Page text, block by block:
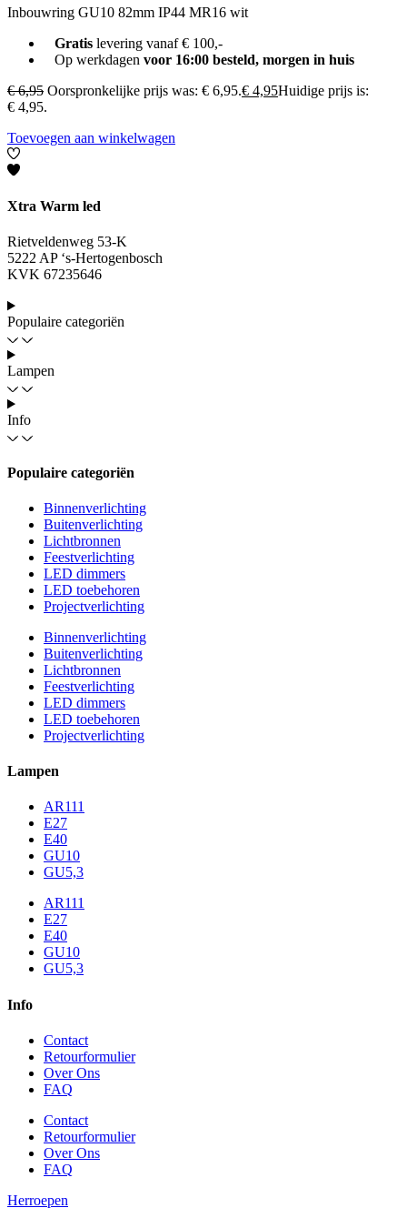
Inbouwring GU10 82mm IP44 MR16 wit
Gratislevering vanaf € 100,-
Op werkdagen voor 16:00 besteld, morgen in huis
€6,95 Oorspronkelijke prijs was: € 6,95.€ 4,95Huidige prijs is:
€ 4,95.
Toevoegen aan winkelwagen
Xtra Warm led
Rietveldenweg 53-K
5222 AP ‘s-Hertogenbosch
KVK 67235646
Populaire categoriën
Lampen
Info
Populaire categoriën
Binnenverlichting
Buitenverlichting
Lichtbronnen
Feestverlichting
LED dimmers
LED toebehoren
Projectverlichting
Binnenverlichting
Buitenverlichting
Lichtbronnen
Feestverlichting
LED dimmers
LED toebehoren
Projectverlichting
Lampen
AR111
E27
E40
GU10
GU5,3
AR111
E27
E40
GU10
GU5,3
Info
Contact
Retourformulier
Over Ons
FAQ
Contact
Retourformulier
Over Ons
FAQ
Herroepen